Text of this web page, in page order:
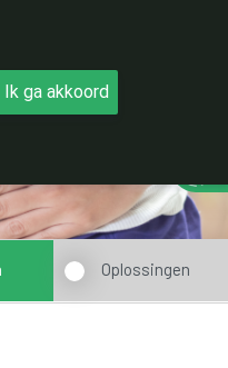
Oplossingen
Ik ga akkoord